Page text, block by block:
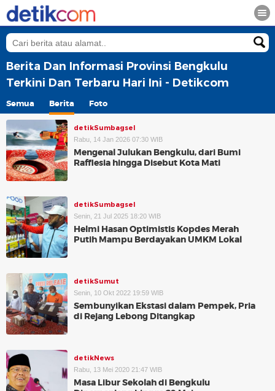
Berita Dan Informasi Provinsi Bengkulu
Terkini Dan Terbaru Hari Ini - Detikcom
Semua Berita Foto
detikSumbagsel
Rabu, 14 Jan 2026 07:30 WIB
Mengenal Julukan Bengkulu, dari Bumi
Rafflesia hingga Disebut Kota Mati
detikSumbagsel
Senin, 21 Jul 2025 18:20 WIB
Helmi Hasan Optimistis Kopdes Merah
Putih Mampu Berdayakan UMKM Lokal
detikSumut
Senin, 10 Okt 2022 19:59 WIB
Sembunyikan Ekstasi dalam Pempek, Pria
di Rejang Lebong Ditangkap
detikNews
Rabu, 13 Mei 2020 21:47 WIB
Masa Libur Sekolah di Bengkulu